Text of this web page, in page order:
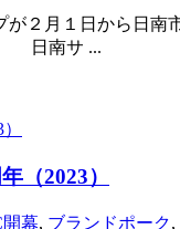
２月１日から日
日南サ ...
（2023）
幕, ブランドポーク,